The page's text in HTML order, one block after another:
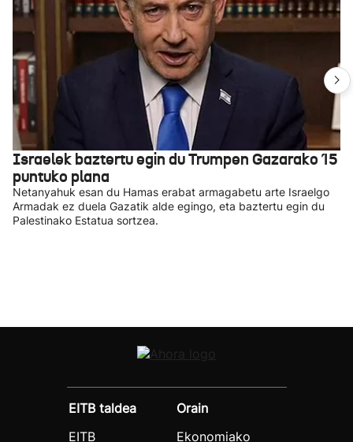
Israelek baztertu egin du Trumpen Gazarako 15
puntuko plana
Netanyahuk esan du Hamas erabat armagabetu arte Israelgo
Armadak ez duela Gazatik alde egingo, eta baztertu egin du
Palestinako Estatua sortzea.
EITB taldea
EITB
Orain
Ekonomiako